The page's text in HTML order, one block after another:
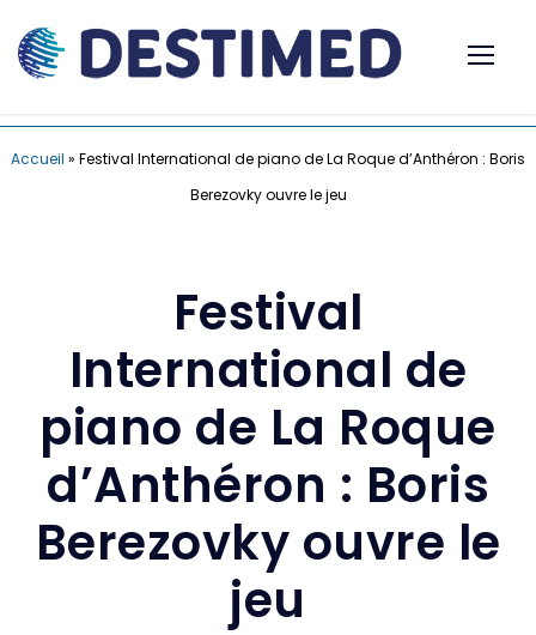
Accueil » Festival International de piano de La Roque d’Anthéron : Boris
Berezovky ouvre le jeu
Festival
International de
piano de La Roque
d’Anthéron : Boris
Berezovky ouvre le
jeu